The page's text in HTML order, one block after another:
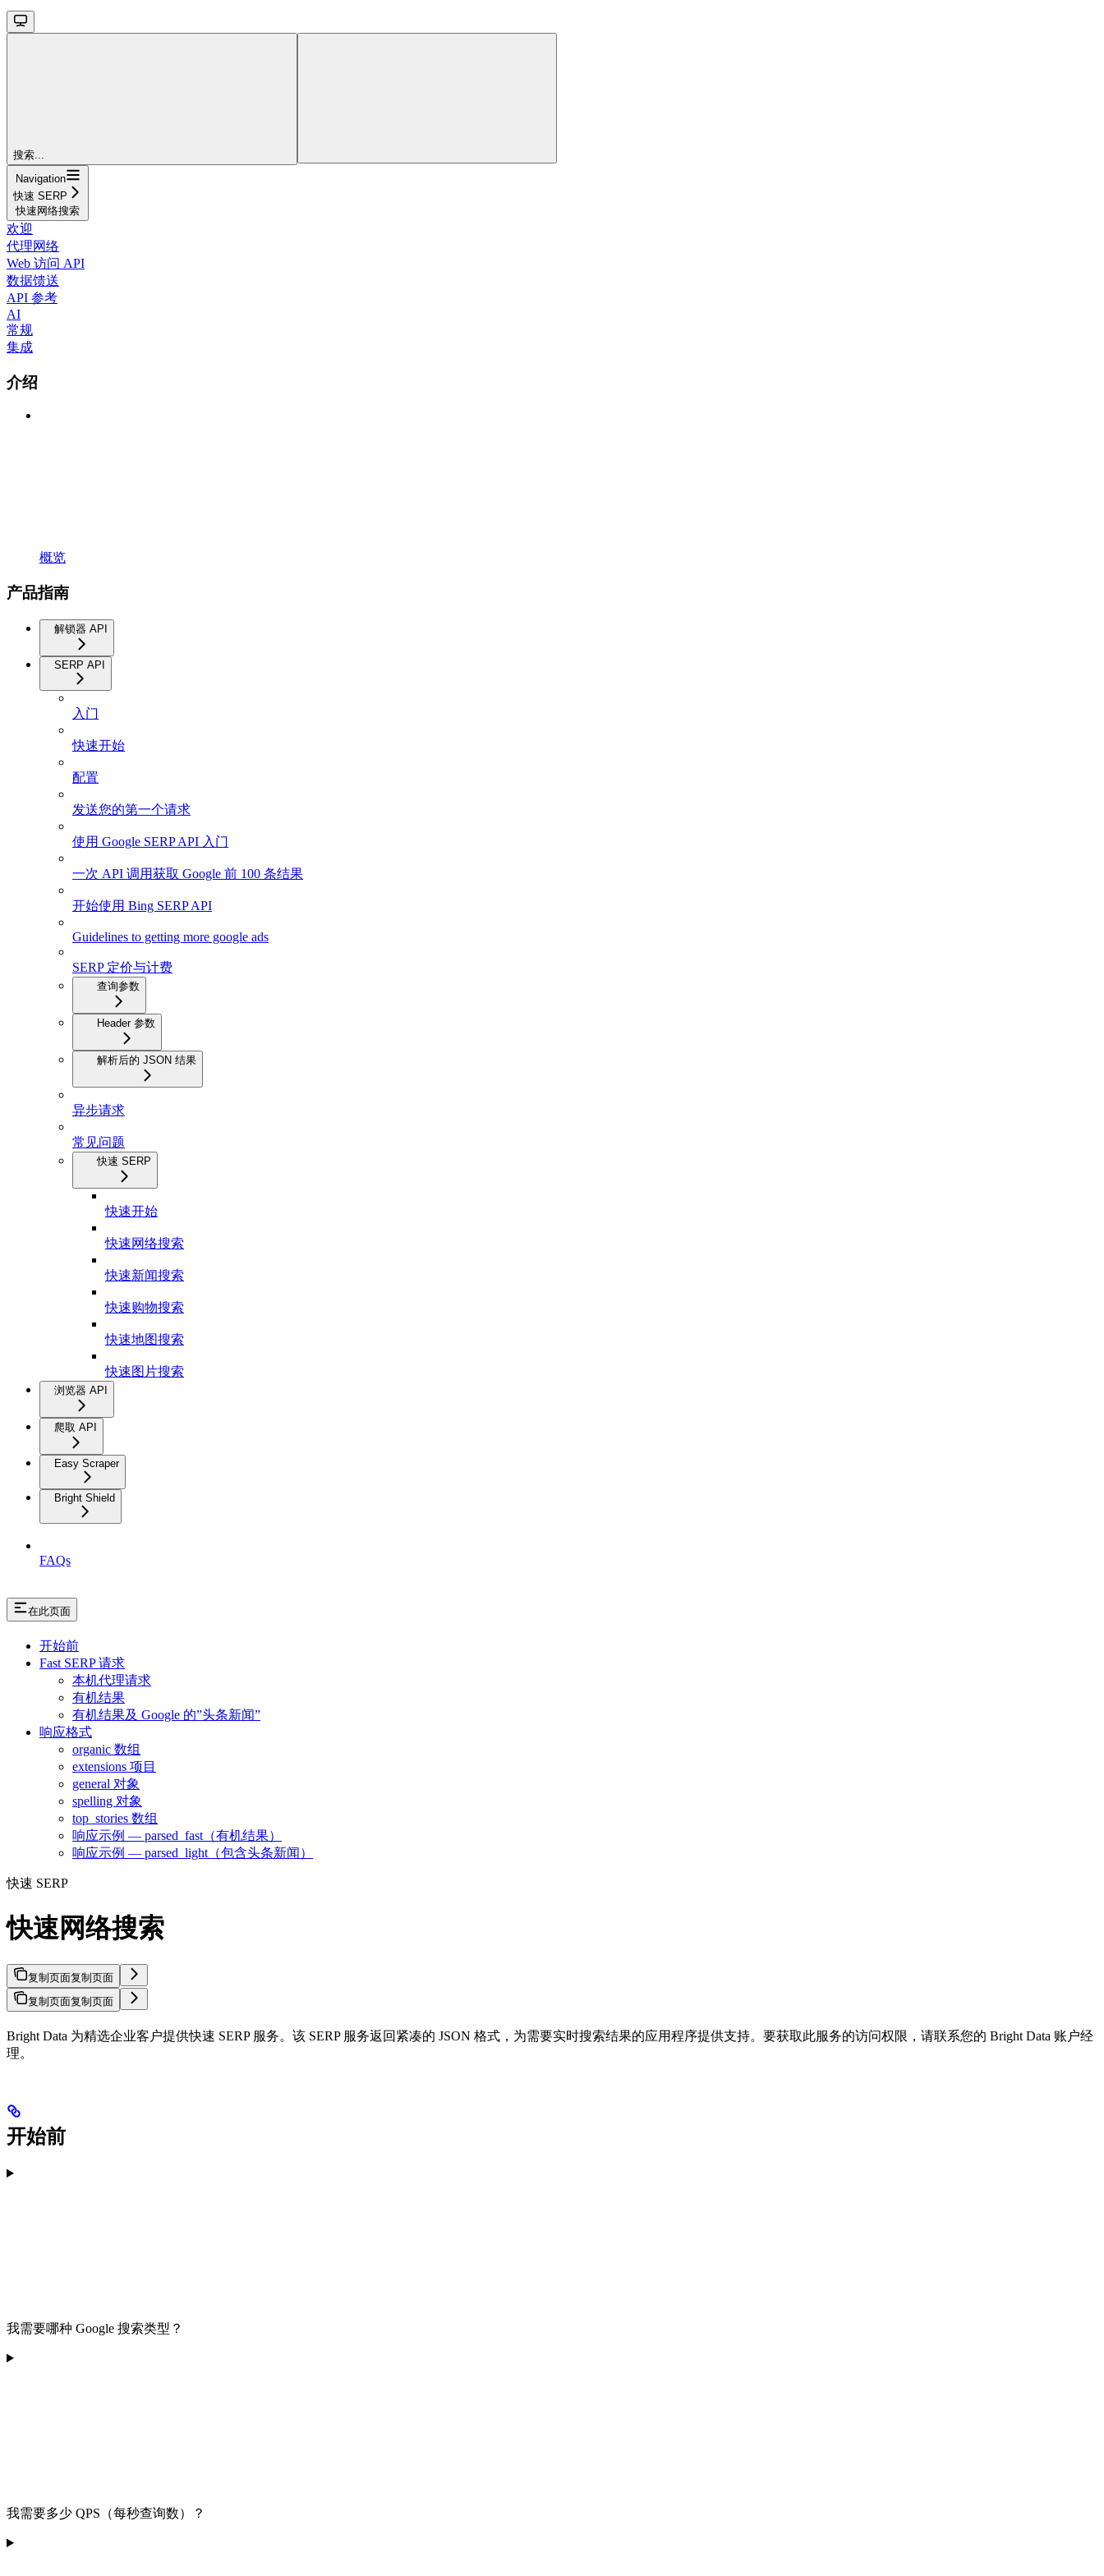
搜索...
Navigation
快速 SERP
快速网络搜索
欢迎
代理网络
Web 访问 API
数据馈送
API 参考
AI
常规
集成
介绍
概览
产品指南
解锁器 API
SERP API
入门
快速开始
配置
发送您的第一个请求
使用 Google SERP API 入门
一次 API 调用获取 Google 前 100 条结果
开始使用 Bing SERP API
Guidelines to getting more google ads
SERP 定价与计费
查询参数
Header 参数
解析后的 JSON 结果
异步请求
常见问题
快速 SERP
快速开始
快速网络搜索
快速新闻搜索
快速购物搜索
快速地图搜索
快速图片搜索
浏览器 API
爬取 API
Easy Scraper
Bright Shield
FAQs
在此页面
开始前
Fast SERP 请求
本机代理请求
有机结果
有机结果及 Google 的”头条新闻”
响应格式
organic 数组
extensions 项目
general 对象
spelling 对象
top_stories 数组
响应示例 — parsed_fast（有机结果）
响应示例 — parsed_light（包含头条新闻）
快速 SERP
快速网络搜索
复制页面复制页面
复制页面复制页面
Bright Data 为精选企业客户提供快速 SERP 服务。该 SERP 服务返回紧凑的 JSON 格式，为需要实时搜索结果的应用程序提供支持。要获取此服务的访问权限，请联系您的 Bright Data 账户经
理。
开始前
我需要哪种 Google 搜索类型？
我需要多少 QPS（每秒查询数）？